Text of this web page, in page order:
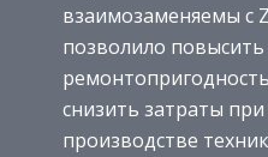
взаимозаменяемы с
позволило повысить
снизить затраты
производстве